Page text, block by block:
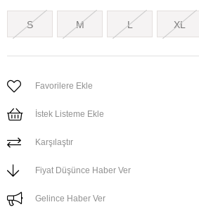
S M L XL
Favorilere Ekle
İstek Listeme Ekle
Karşılaştır
Fiyat Düşünce Haber Ver
Gelince Haber Ver